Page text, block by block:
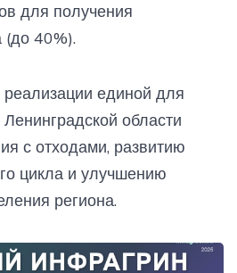
для получения
(до 40%).
реализации единой для
области
с отходами, развитию
цикла и улучшению
региона.